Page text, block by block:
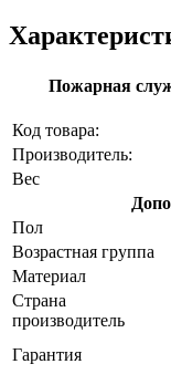
Пожарная
Код товара:
Производитель:
Вес
Пол
Возрастная группа
Материал
Страна
производитель
Гарантия